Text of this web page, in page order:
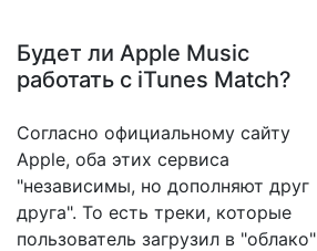
Будет ли Apple Music
работать с iTunes Match?
Согласно официальному сайту
Apple, оба этих сервиса
"независимы, но дополняют друг
друга". То есть треки, которые
пользователь загрузил в "облако"